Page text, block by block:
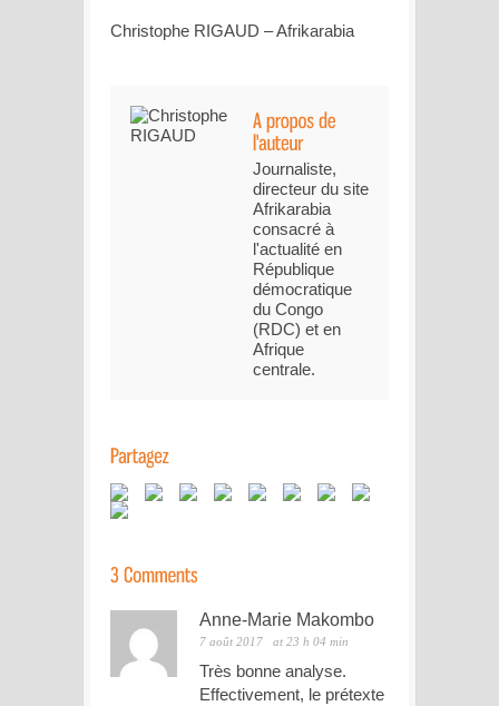
Christophe RIGAUD – Afrikarabia
Journaliste,
directeur du site
Afrikarabia
consacré à
l'actualité en
République
démocratique
du Congo
(RDC) et en
Afrique
centrale.
Anne-Marie Makombo
7 août 2017 at 23 h 04 min
Très bonne analyse.
Effectivement, le prétexte